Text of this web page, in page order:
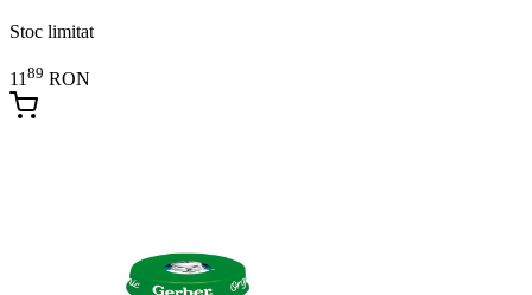
Stoc limitat
1189 RON